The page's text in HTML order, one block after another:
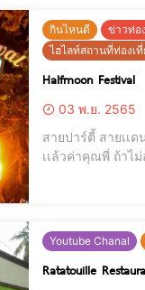
กินไหนดี ข่าวท่อ
ไฮไลท์สถานที่ท่องเ
Halfmoon Festival
03 พ.ย. 2565
สายปาร์ตี้ สายเเ
เเล้วค่าคุณพี่ ถ้าไม่อยากพลาดก็ต้องมากันหน่อยเเล้ว ที่นี่เลย ฮาร์ฟมูนปาร์ตี้ เกาะพะงัน ในงานคือดีย์มาก ดีย์เว่อร์ ดีย์เเบบตะโกน มีการเเส
Youtube Chanal
Ratatouille